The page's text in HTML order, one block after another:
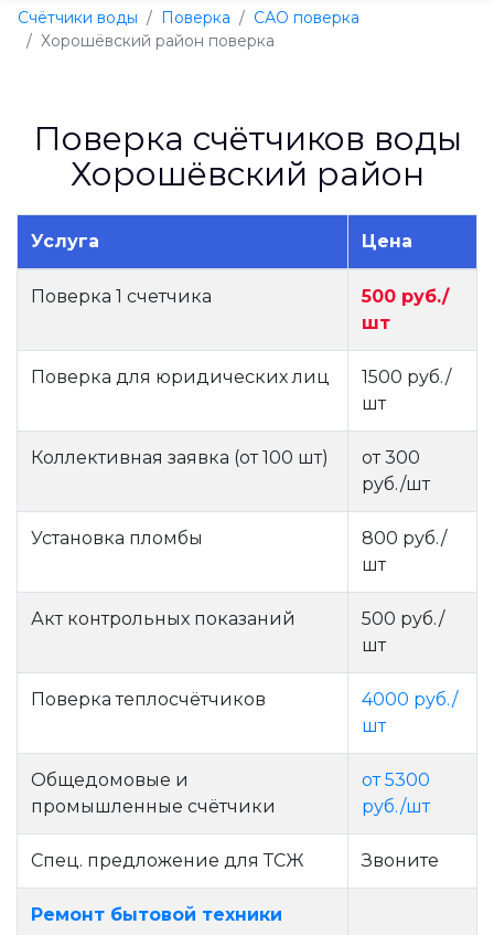
Счётчики воды Поверка
САО поверка
Хорошёвский район поверка
Поверка счётчиков воды
Хорошёвский район
Услуга Цена
Поверка 1 счетчика
500 руб./
шт
Поверка для юридических лиц
1500 руб./
шт
Коллективная заявка (от 100 шт)
от 300
руб./шт
Установка пломбы
800 руб./
шт
Акт контрольных показаний
500 руб./
шт
Поверка теплосчётчиков
4000 руб./
шт
Общедомовые и
промышленные счётчики
от 5300
руб./шт
Спец. предложение для ТСЖ Звоните
Ремонт бытовой техники